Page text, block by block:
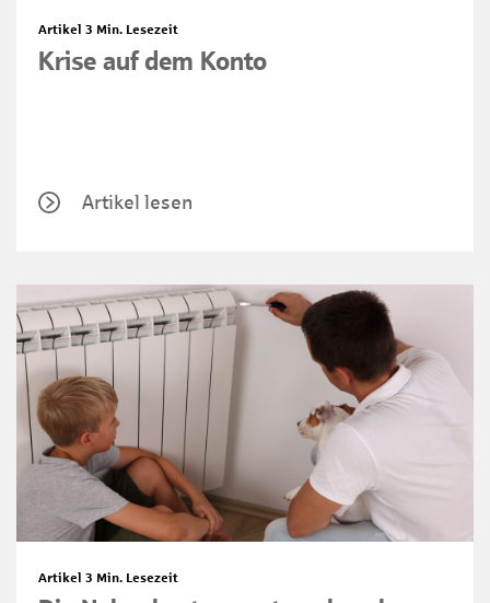
Artikel 3 Min. Lesezeit
Krise auf dem Konto
Artikel lesen
Artikel 3 Min. Lesezeit